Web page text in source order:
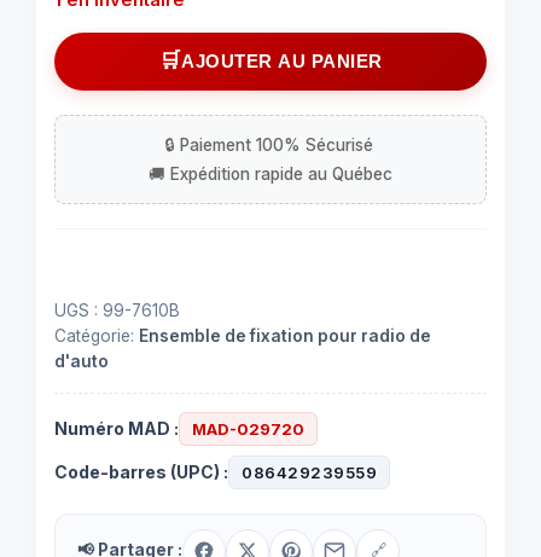
quantité
de
de
fixation
pour
Versa
2007-
Nissan
2011-
AJOUTER AU PANIER
UGS : 99-7610B
Catégorie: Ensemble de fixation pour radio de
d'auto
Numéro MAD : MAD-029720
Code-barres (UPC) : 086429239559
📢 Partager : 🔗